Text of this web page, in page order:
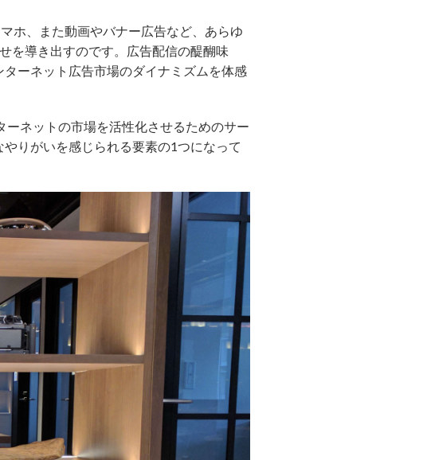
ホ、また動画やバナー広告など、あらゆ
を導き出すのです。広告配信の醍醐味
ーネット広告市場のダイナミズムを体感
ーネットの市場を活性化させるためのサー
りがいを感じられる要素の1つになって